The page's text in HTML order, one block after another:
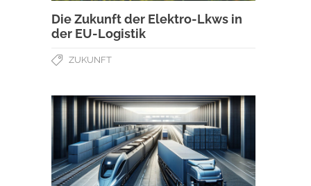
Die Zukunft der Elektro-Lkws in
der EU-Logistik
ZUKUNFT